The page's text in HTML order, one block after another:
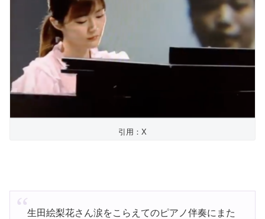
引用：X
生田絵梨花さん涙をこらえてのピアノ伴奏にまた